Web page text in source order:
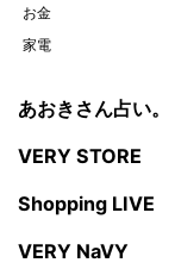
お金
家電
あおきさん占い。
VERY STORE
Shopping LIVE
VERY NaVY